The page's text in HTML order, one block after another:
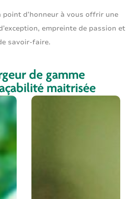
point d’honneur à vous offrir une
empreinte de passion et
savoir-faire.
de gamme
maitrisée